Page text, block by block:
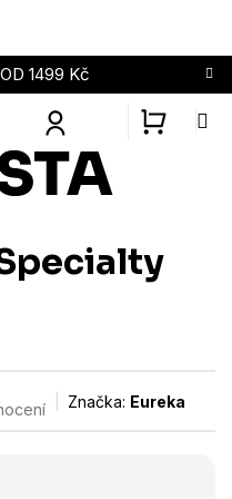
1499 Kč
Značka: Eureka